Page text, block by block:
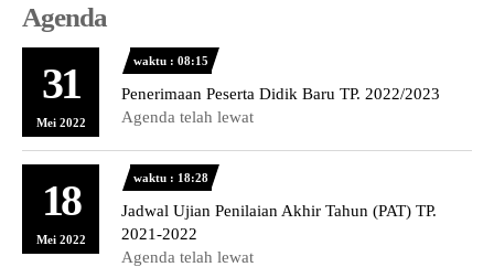
Agenda
31
Mei 2022
waktu : 08:15
Penerimaan Peserta Didik Baru TP. 2022/2023
Agenda telah lewat
18
Mei 2022
waktu : 18:28
Jadwal Ujian Penilaian Akhir Tahun (PAT) TP.
2021-2022
Agenda telah lewat